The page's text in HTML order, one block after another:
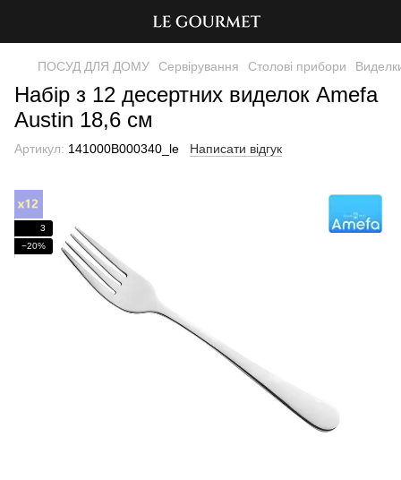
ПОСУД ДЛЯ ДОМУ Сервірування Столові прибори
Набір з 12 десертних виделок Amefa
Austin 18,6 см
Артикул: 141000B000340_le Написати відгук
3
−20%